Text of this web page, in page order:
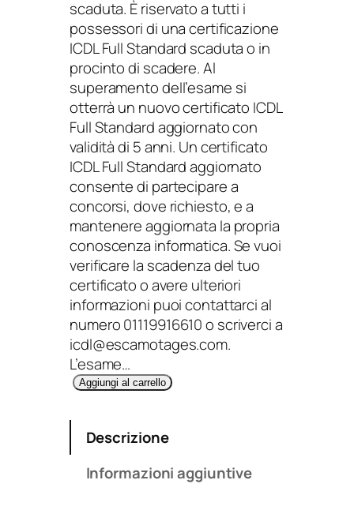
scaduta. È riservato a tutti i
possessori di una certificazione
ICDL Full Standard scaduta o in
procinto di scadere. Al
superamento dell’esame si
otterrà un nuovo certificato ICDL
Full Standard aggiornato con
validità di 5 anni. Un certificato
ICDL Full Standard aggiornato
consente di partecipare a
concorsi, dove richiesto, e a
mantenere aggiornata la propria
conoscenza informatica. Se vuoi
verificare la scadenza del tuo
certificato o avere ulteriori
informazioni puoi contattarci al
numero 01119916610 o scriverci a
icdl@escamotages.com.
L’esame…
F
l
Aggiungi al carrello
Descrizione
Informazioni aggiuntive